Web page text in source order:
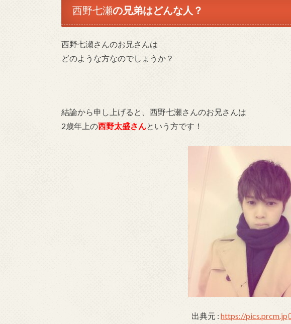
西野七瀬の兄弟はどんな人？
西野七瀬さんのお兄さんは
どのような方なのでしょうか？
結論から申し上げると、西野七瀬さんのお兄さんは
2歳年上の西野太盛さんという方です！
出典元 : https://pics.prcm.jp